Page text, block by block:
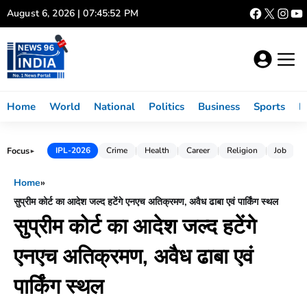
Skip
to
content
August 6, 2026 | 07:45:53 PM
Home World National Politics Business Sports
Focus► IPL-2026 Crime Health Career Religion Job
Home»
सुप्रीम कोर्ट का आदेश जल्द हटेंगे एनएच अतिक्रमण, अवैध ढाबा एवं पार्किंग स्थल
सुप्रीम कोर्ट का आदेश जल्द हटेंगे
एनएच अतिक्रमण, अवैध ढाबा एवं
पार्किंग स्थल